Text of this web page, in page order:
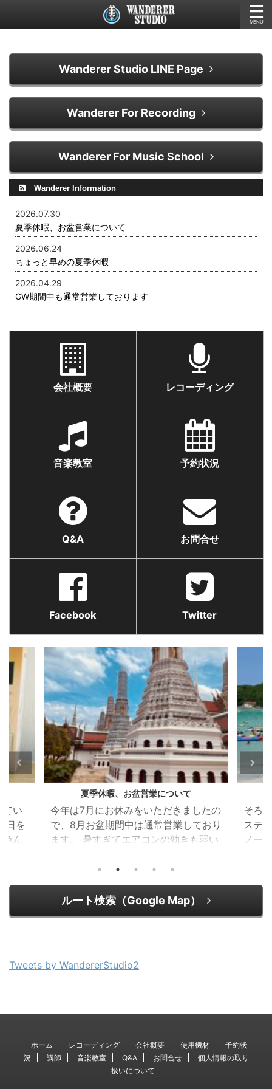
Wanderer Studio LINE Page
Wanderer For Recording
Wanderer For Music School
Wanderer Information
2026.07.30
夏季休暇、お盆営業について
2026.06.24
ちょっと早めの夏季休暇
2026.04.29
GW期間中も通常営業しております
会社概要 レコーディング
音楽教室 予約状況
Q&A お問合せ
Facebook Twitter
てい
日を
ん
も通
ン
夏季休暇、お盆営業について
今年は7月にお休みをいただきましたの
で、8月お盆期間中は通常営業しており
ます。 暑すぎてエアコンの効きも弱い
お待ちしております！ 夏バテしないよ
うに気をつけながら、夏を楽しんでい
きましょう♪ ボーカル録音やミュージ
そろ
ステ
ノー
いで
そう
ジオ
ルート検索（Google Map）
Tweets by WandererStudio2
ホーム レコーディング 会社概要 使用機材
予約状
況
講師 音楽教室 Q&A お問合せ
個人情報の取り
扱いについて